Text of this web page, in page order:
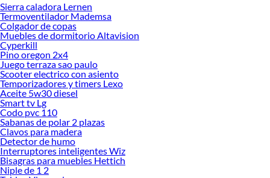
Sierra caladora Lernen
Termoventilador Mademsa
Colgador de copas
Muebles de dormitorio Altavision
Cyperkill
Pino oregon 2x4
Juego terraza sao paulo
Scooter electrico con asiento
Temporizadores y timers Lexo
Aceite 5w30 diesel
Smart tv Lg
Codo pvc 110
Sabanas de polar 2 plazas
Clavos para madera
Detector de humo
Interruptores inteligentes Wiz
Bisagras para muebles Hettich
Niple de 1 2